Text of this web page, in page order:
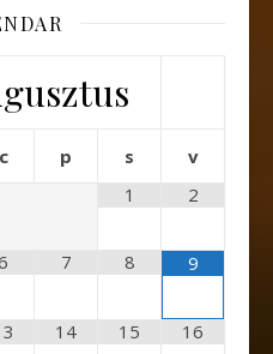
c p s
v
1
2
7 8 9
14 15 16